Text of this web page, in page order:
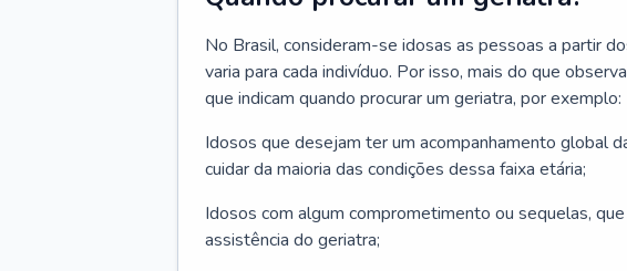
No Brasil, consideram-se idosas as pessoas a partir
varia para cada indivíduo. Por isso, mais do que
que indicam quando procurar um geriatra, por exemplo:
Idosos que desejam ter um acompanhamento global
cuidar da maioria das condições dessa faixa etária;
Idosos com algum comprometimento ou sequelas,
assistência do geriatra;